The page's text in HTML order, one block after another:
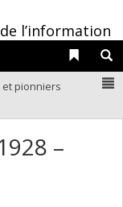
l’information
Liens
pionniers
–